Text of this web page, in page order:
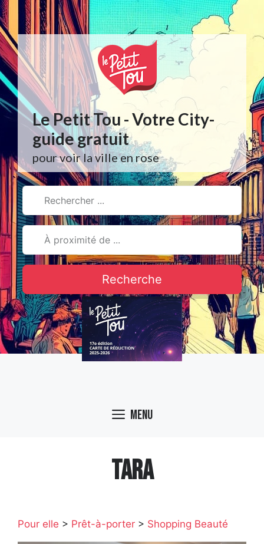
Aller
au
contenu
Le Petit Tou - Votre City-
guide gratuit
pour voir la ville en rose
Recherche
Menu
TARA
Pour elle > Prêt-à-porter > Shopping Beauté